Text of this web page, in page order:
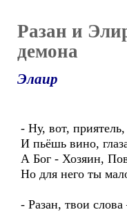
Разан и
демона
Элаир
- Ну, вот,
И пьёшь вино,
А Бог - Хозяин,
Но для него ты
- Разан, твои